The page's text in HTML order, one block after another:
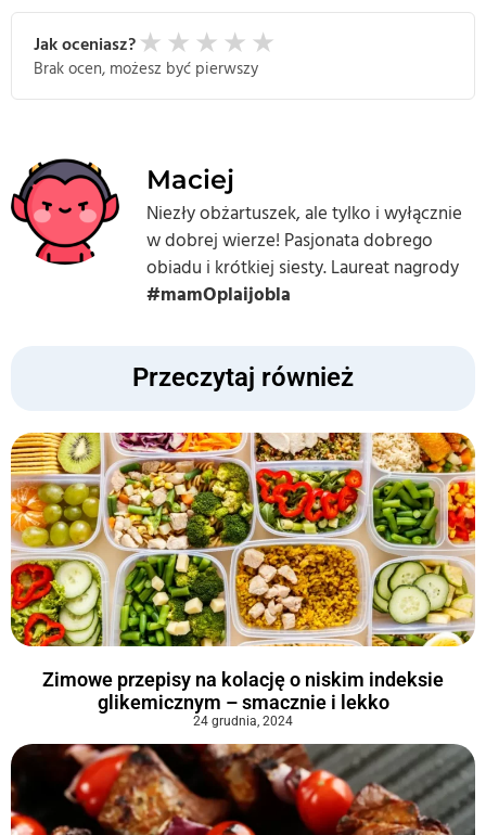
Jak oceniasz? ★ ★ ★ ★ ★
Brak ocen, możesz być pierwszy
Maciej
Niezły obżartuszek, ale tylko i wyłącznie
w dobrej wierze! Pasjonata dobrego
obiadu i krótkiej siesty. Laureat nagrody
#mamOplaijobla
Przeczytaj również
Zimowe przepisy na kolację o niskim indeksie
glikemicznym – smacznie i lekko
24 grudnia, 2024